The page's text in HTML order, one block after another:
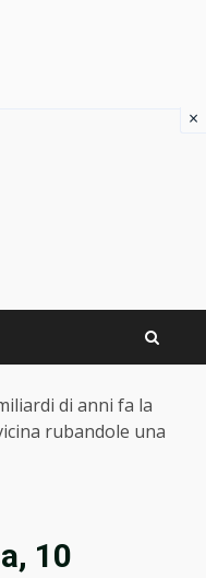
di anni fa la
rubandole una
10
×